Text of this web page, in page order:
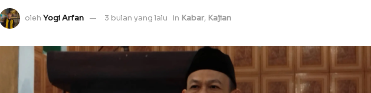
oleh Yogi Arfan 3 bulan yang lalu in Kabar, Kajian